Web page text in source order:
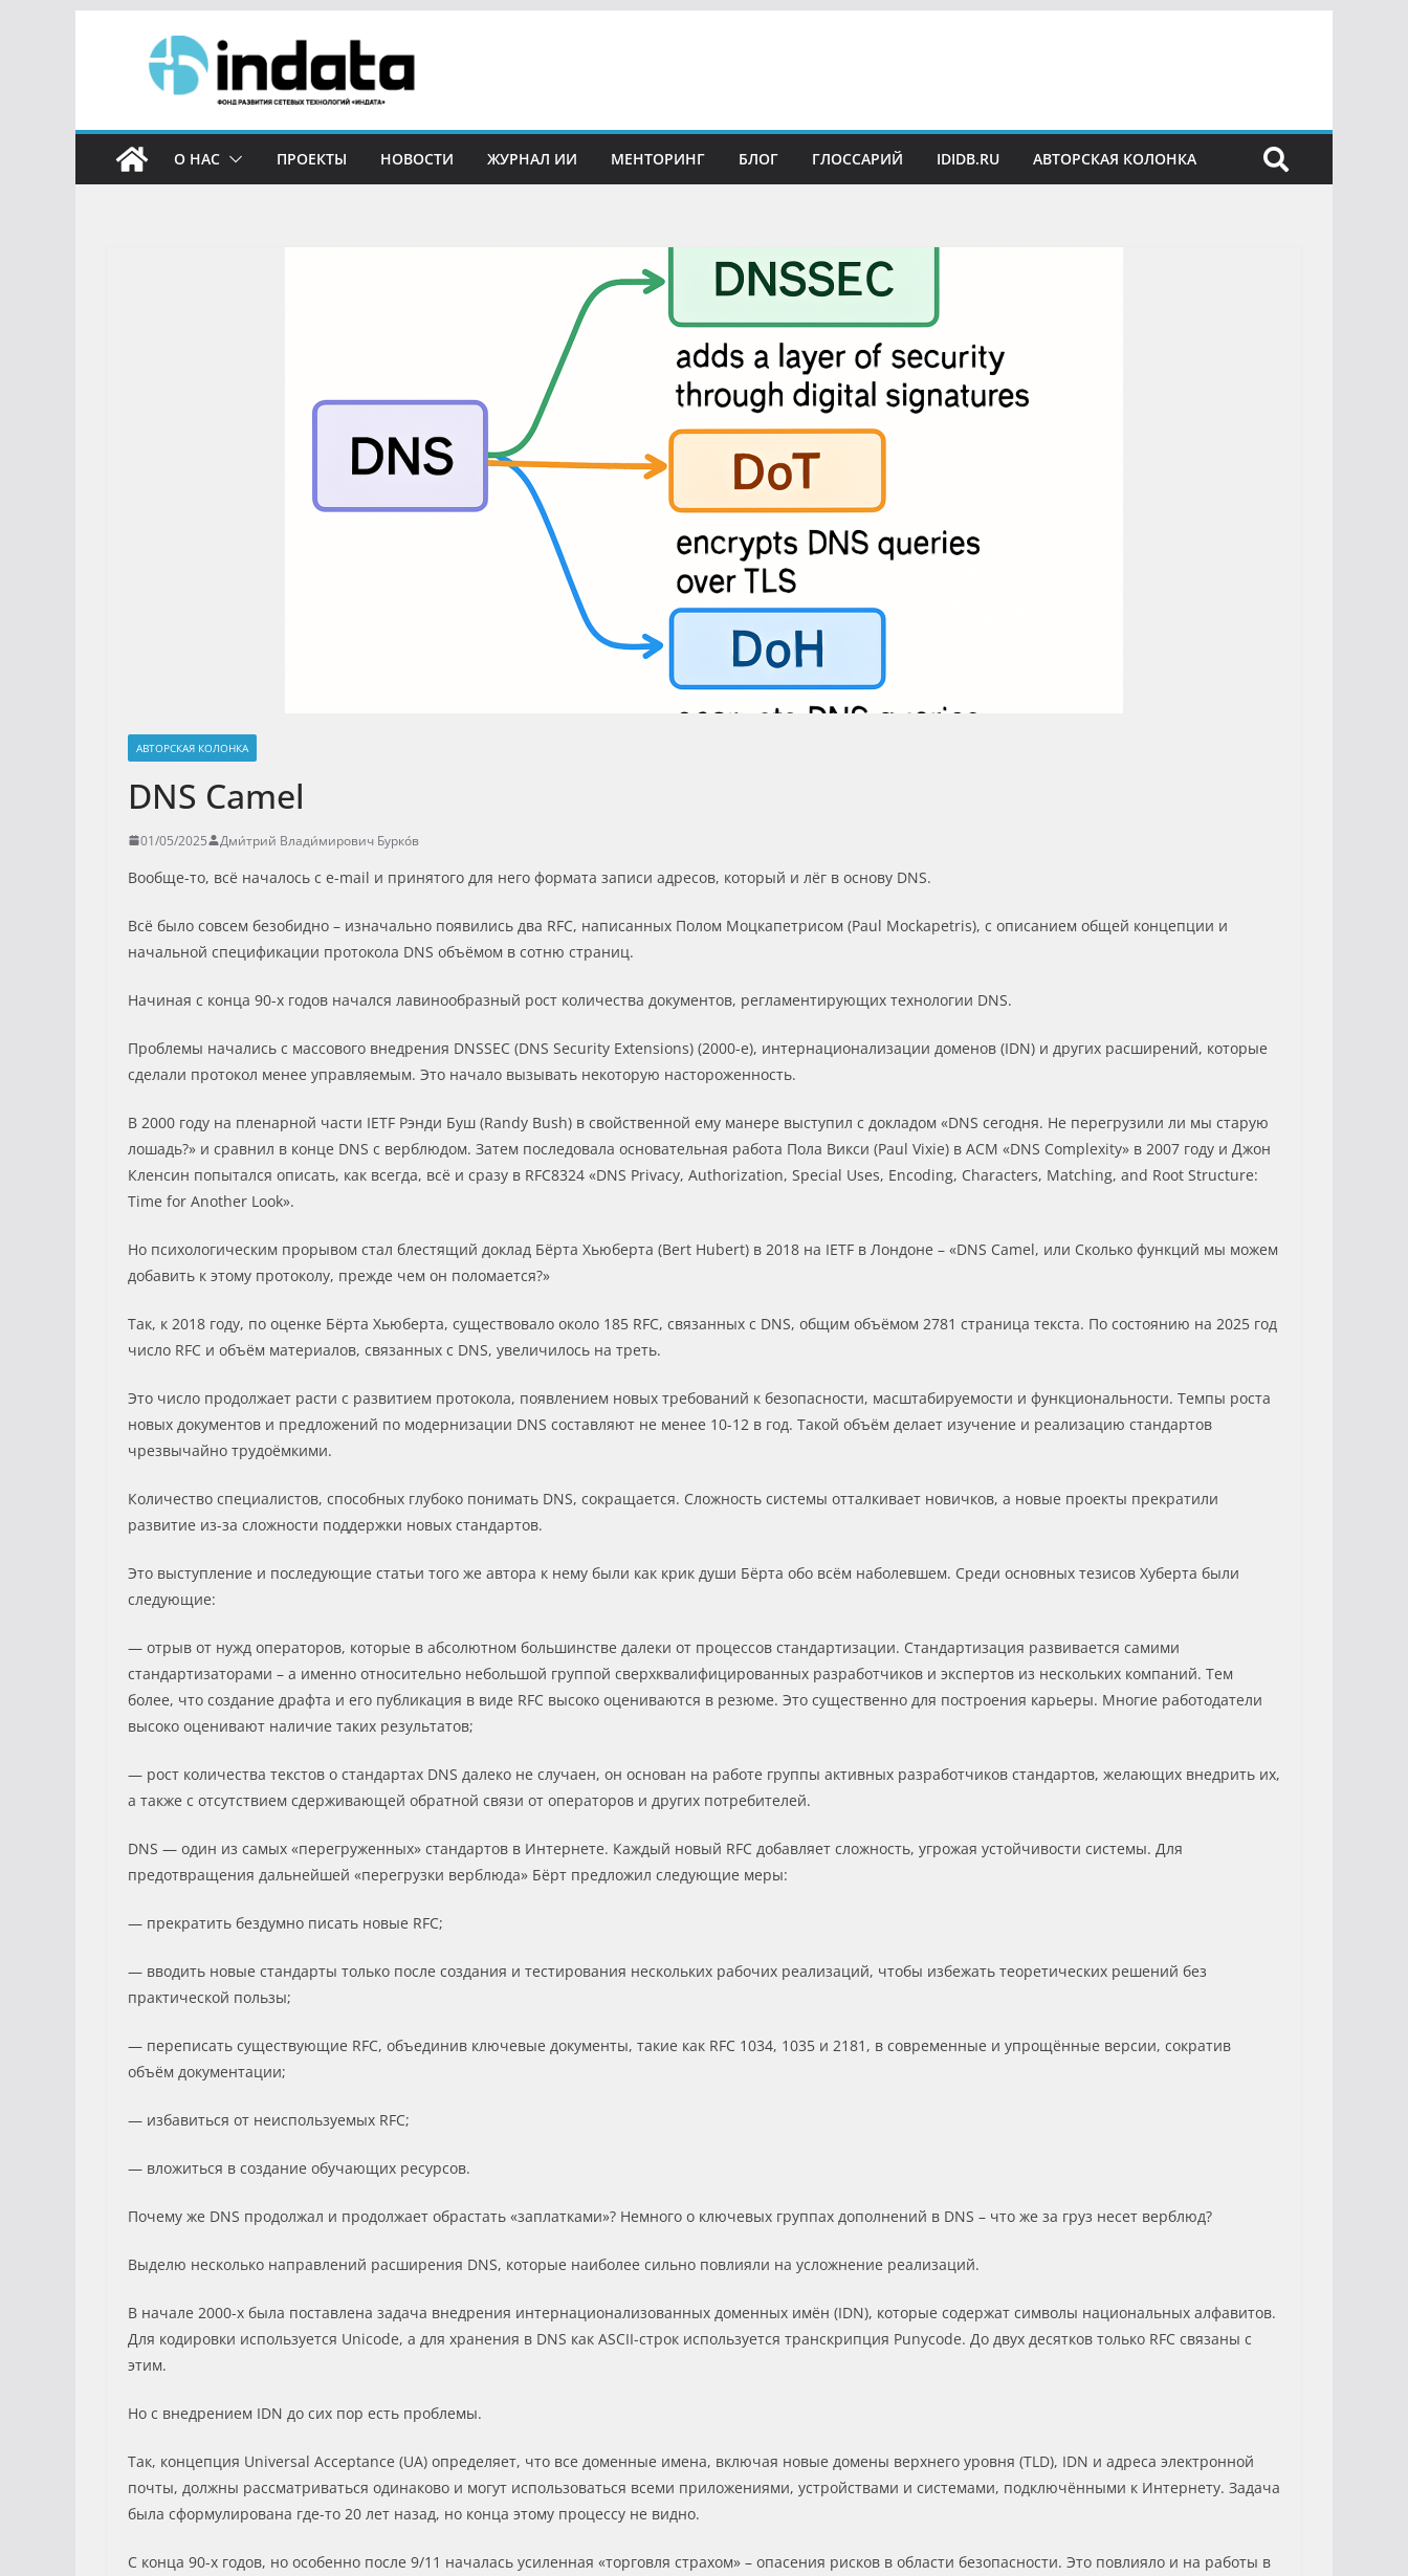
О НАС ПРОЕКТЫ НОВОСТИ ЖУРНАЛ ИИ МЕНТОРИНГ БЛОГ ГЛОССАРИЙ IDIDB.RU АВТОРСКАЯ КОЛОНКА
АВТОРСКАЯ КОЛОНКА
DNS Camel
01/05/2025 Дми́трий Влади́мирович Бурко́в
Вообще-то, всё началось с e-mail и принятого для него формата записи адресов, который и лёг в основу DNS.
Всё было совсем безобидно – изначально появились два RFC, написанных Полом Моцкапетрисом (Paul Mockapetris), с описанием общей концепции и
начальной спецификации протокола DNS объёмом в сотню страниц.
Начиная с конца 90-х годов начался лавинообразный рост количества документов, регламентирующих технологии DNS.
Проблемы начались с массового внедрения DNSSEC (DNS Security Extensions) (2000-е), интернационализации доменов (IDN) и других расширений, которые
сделали протокол менее управляемым. Это начало вызывать некоторую настороженность.
В 2000 году на пленарной части IETF Рэнди Буш (Randy Bush) в свойственной ему манере выступил с докладом «DNS сегодня. Не перегрузили ли мы старую
лошадь?» и сравнил в конце DNS с верблюдом. Затем последовала основательная работа Пола Викси (Paul Vixie) в ACM «DNS Complexity» в 2007 году и Джон
Кленсин попытался описать, как всегда, всё и сразу в RFC8324 «DNS Privacy, Authorization, Special Uses, Encoding, Characters, Matching, and Root Structure:
Time for Another Look».
Но психологическим прорывом стал блестящий доклад Бёрта Хьюберта (Bert Hubert) в 2018 на IETF в Лондоне – «DNS Camel, или Сколько функций мы можем
добавить к этому протоколу, прежде чем он поломается?»
Так, к 2018 году, по оценке Бёрта Хьюберта, существовало около 185 RFC, связанных с DNS, общим объёмом 2781 страница текста. По состоянию на 2025 год
число RFC и объём материалов, связанных с DNS, увеличилось на треть.
Это число продолжает расти с развитием протокола, появлением новых требований к безопасности, масштабируемости и функциональности. Темпы роста
новых документов и предложений по модернизации DNS составляют не менее 10-12 в год. Такой объём делает изучение и реализацию стандартов
чрезвычайно трудоёмкими.
Количество специалистов, способных глубоко понимать DNS, сокращается. Сложность системы отталкивает новичков, а новые проекты прекратили
развитие из-за сложности поддержки новых стандартов.
Это выступление и последующие статьи того же автора к нему были как крик души Бёрта обо всём наболевшем. Среди основных тезисов Хуберта были
следующие:
— отрыв от нужд операторов, которые в абсолютном большинстве далеки от процессов стандартизации. Стандартизация развивается самими
стандартизаторами – а именно относительно небольшой группой сверхквалифицированных разработчиков и экспертов из нескольких компаний. Тем
более, что создание драфта и его публикация в виде RFC высоко оцениваются в резюме. Это существенно для построения карьеры. Многие работодатели
высоко оценивают наличие таких результатов;
— рост количества текстов о стандартах DNS далеко не случаен, он основан на работе группы активных разработчиков стандартов, желающих внедрить их,
а также с отсутствием сдерживающей обратной связи от операторов и других потребителей.
DNS — один из самых «перегруженных» стандартов в Интернете. Каждый новый RFC добавляет сложность, угрожая устойчивости системы. Для
предотвращения дальнейшей «перегрузки верблюда» Бёрт предложил следующие меры:
— прекратить бездумно писать новые RFC;
— вводить новые стандарты только после создания и тестирования нескольких рабочих реализаций, чтобы избежать теоретических решений без
практической пользы;
— переписать существующие RFC, объединив ключевые документы, такие как RFC 1034, 1035 и 2181, в современные и упрощённые версии, сократив
объём документации;
— избавиться от неиспользуемых RFC;
— вложиться в создание обучающих ресурсов.
Почему же DNS продолжал и продолжает обрастать «заплатками»? Немного о ключевых группах дополнений в DNS – что же за груз несет верблюд?
Выделю несколько направлений расширения DNS, которые наиболее сильно повлияли на усложнение реализаций.
В начале 2000-х была поставлена задача внедрения интернационализованных доменных имён (IDN), которые содержат символы национальных алфавитов.
Для кодировки используется Unicode, а для хранения в DNS как ASCII-строк используется транскрипция Punycode. До двух десятков только RFC связаны с
этим.
Но с внедрением IDN до сих пор есть проблемы.
Так, концепция Universal Acceptance (UA) определяет, что все доменные имена, включая новые домены верхнего уровня (TLD), IDN и адреса электронной
почты, должны рассматриваться одинаково и могут использоваться всеми приложениями, устройствами и системами, подключёнными к Интернету. Задача
была сформулирована где-то 20 лет назад, но конца этому процессу не видно.
С конца 90-х годов, но особенно после 9/11 началась усиленная «торговля страхом» – опасения рисков в области безопасности. Это повлияло и на работы в